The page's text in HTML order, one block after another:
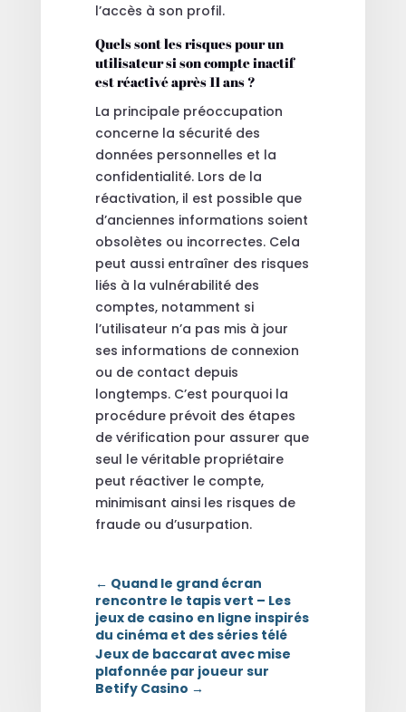
l’accès à son profil.
Quels sont les risques pour un
utilisateur si son compte inactif
est réactivé après 11 ans ?
La principale préoccupation
concerne la sécurité des
données personnelles et la
confidentialité. Lors de la
réactivation, il est possible que
d’anciennes informations soient
obsolètes ou incorrectes. Cela
peut aussi entraîner des risques
liés à la vulnérabilité des
comptes, notamment si
l’utilisateur n’a pas mis à jour
ses informations de connexion
ou de contact depuis
longtemps. C’est pourquoi la
procédure prévoit des étapes
de vérification pour assurer que
seul le véritable propriétaire
peut réactiver le compte,
minimisant ainsi les risques de
fraude ou d’usurpation.
← Quand le grand écran
rencontre le tapis vert – Les
jeux de casino en ligne inspirés
du cinéma et des séries télé
Jeux de baccarat avec mise
plafonnée par joueur sur
Betify Casino →